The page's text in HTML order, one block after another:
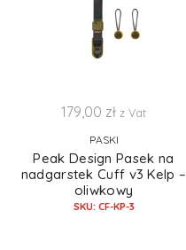
179,00 zł z Vat
PASKI
Peak Design Pasek na
nadgarstek Cuff v3 Kelp –
oliwkowy
SKU: CF-KP-3